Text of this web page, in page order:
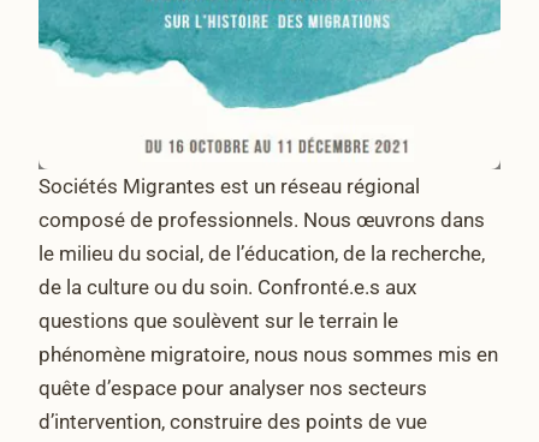
Sociétés Migrantes est un réseau régional
composé de professionnels. Nous œuvrons dans
le milieu du social, de l’éducation, de la recherche,
de la culture ou du soin. Confronté.e.s aux
questions que soulèvent sur le terrain le
phénomène migratoire, nous nous sommes mis en
quête d’espace pour analyser nos secteurs
d’intervention, construire des points de vue